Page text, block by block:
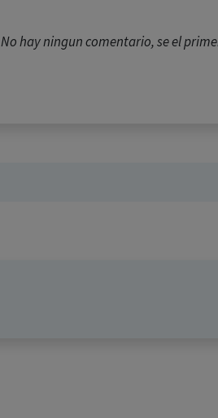
No hay ningun comentario, se el